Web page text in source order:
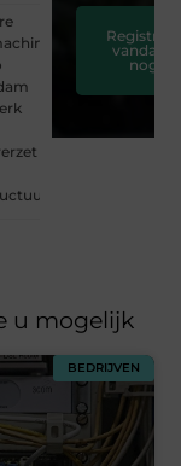
Registreer
vandaag
nog
u mogelijk
BEDRIJVEN